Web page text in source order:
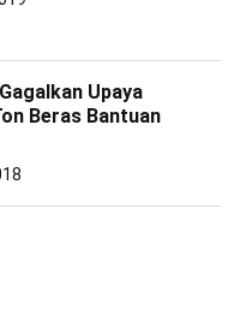
Upaya
Beras Bantuan